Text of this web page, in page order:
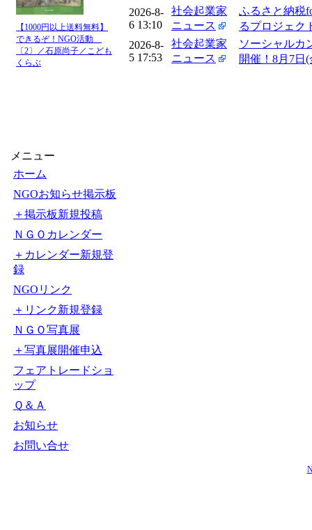
【1000円以上送料無料】
できるぞ！NGO活動
〔2〕／石原尚子／こども
くらぶ
メニュー
ホーム
NGOお知らせ掲示板
＋掲示板新規投稿
ＮＧＯカレンダー
＋カレンダー新規登
録
NGOリンク
＋リンク新規登録
ＮＧＯ写真展
＋写真展開催申込
フェアトレードショ
ップ
Ｑ＆Ａ
お知らせ
お問い合せ
2026-8-
6 13:10
社会起業家
ニュース
ふるさと納税
るプロジェク
2026-8-
5 17:53
社会起業家
ニュース
ソーシャルカ
開催！8月7日